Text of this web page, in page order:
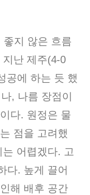
좋지 않은 흐름
난 제주(4-0
공에 하는 듯 했
, 나름 장점이
다. 원정은 물
점을 고려했
어렵겠다. 고
다. 높게 끌어
해 배후 공간